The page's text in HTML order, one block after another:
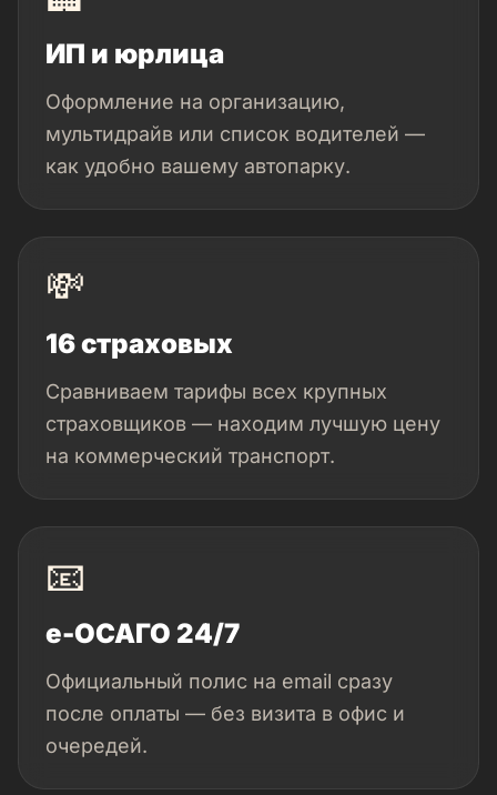
ИП и юрлица
Оформление на организацию,
мультидрайв или список водителей —
как удобно вашему автопарку.
💸
16 страховых
Сравниваем тарифы всех крупных
страховщиков — находим лучшую цену
на коммерческий транспорт.
📧
e-ОСАГО 24/7
Официальный полис на email сразу
после оплаты — без визита в офис и
очередей.